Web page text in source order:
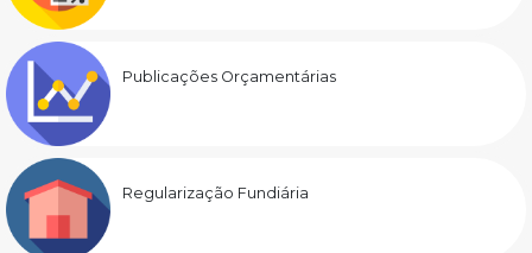
Publicações Orçamentárias
Regularização Fundiária